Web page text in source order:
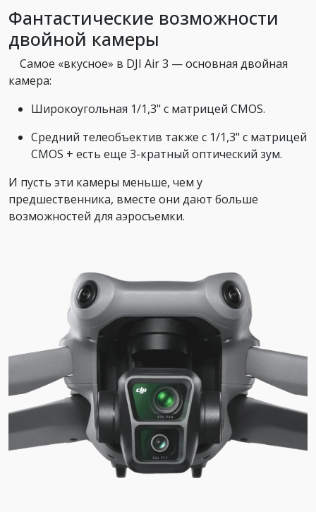
Фантастические возможности
двойной камеры
Самое «вкусное» в DJI Air 3 — основная двойная
камера:
Широкоугольная 1/1,3" с матрицей CMOS.
Средний телеобъектив также с 1/1,3" с матрицей
CMOS + есть еще 3-кратный оптический зум.
И пусть эти камеры меньше, чем у
предшественника, вместе они дают больше
возможностей для аэросъемки.